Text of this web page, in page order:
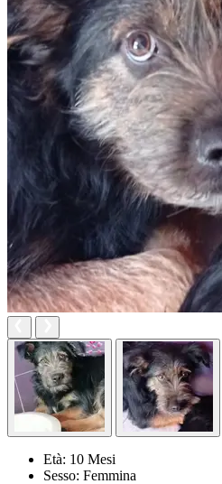
Età: 10 Mesi
Sesso: Femmina